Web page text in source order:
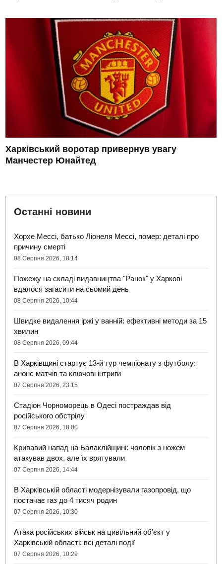
Харківський воротар привернув увагу
Манчестер Юнайтед
Останні новини
Хорхе Мессі, батько Ліонеля Мессі, помер: деталі про
причину смерті
08 Серпня 2026, 18:14
Пожежу на складі видавництва "Ранок" у Харкові
вдалося загасити на сьомий день
08 Серпня 2026, 10:44
Швидке видалення іржі у ванній: ефективні методи за 15
хвилин
08 Серпня 2026, 09:44
В Харківщині стартує 13-й тур чемпіонату з футболу:
анонс матчів та ключові інтриги
07 Серпня 2026, 23:15
Стадіон Чорноморець в Одесі постраждав від
російського обстрілу
07 Серпня 2026, 18:00
Кривавий напад на Балаклійщині: чоловік з ножем
атакував двох, але їх врятували
07 Серпня 2026, 14:44
В Харківській області модернізували газопровід, що
постачає газ до 4 тисяч родин
07 Серпня 2026, 10:30
Атака російських військ на цивільний об'єкт у
Харківській області: всі деталі події
07 Серпня 2026, 10:29